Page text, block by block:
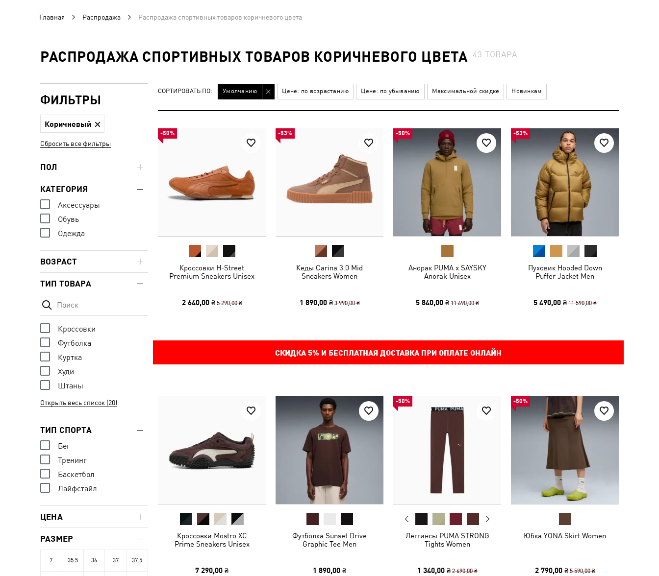
Главная Распродажа Распродажа спортивных товаров коричневого цвета
РАСПРОДАЖА СПОРТИВНЫХ ТОВАРОВ КОРИЧНЕВОГО ЦВЕТА 43 ТОВАРА
СОРТИРОВАТЬ ПО: Умолчанию Цене: по возрастанию Цене: по убыванию Максимальной скидке Новинкам
-50%
Кроссовки H-Street
Premium Sneakers Unisex
2 640,00 ₴ 5 290,00 ₴
-53%
Кеды Carina 3.0 Mid
Sneakers Women
1 890,00 ₴ 3 990,00 ₴
-50%
Анорак PUMA x SAYSKY
Anorak Unisex
5 840,00 ₴ 11 690,00 ₴
-53%
Пуховик Hooded Down
Puffer Jacket Men
5 490,00 ₴ 11 590,00 ₴
СКИДКА 5% И БЕСПЛАТНАЯ ДОСТАВКА ПРИ ОПЛАТЕ ОНЛАЙН
Кроссовки Mostro XC
Prime Sneakers Unisex
7 290,00 ₴
Футболка Sunset Drive
Graphic Tee Men
1 890,00 ₴
-50%
Леггинсы PUMA STRONG
Tights Women
1 340,00 ₴ 2 690,00 ₴
-50%
Юбка YONA Skirt Women
2 790,00 ₴ 5 590,00 ₴
ФИЛЬТРЫ
Коричневый
Сбросить все фильтры
ПОЛ
КАТЕГОРИЯ
Аксессуары
Обувь
Одежда
ВОЗРАСТ
ТИП ТОВАРА
Кроссовки
Футболка
Куртка
Худи
Штаны
Открыть весь список (20)
ТИП СПОРТА
Бег
Тренинг
Баскетбол
Лайфстайл
ЦЕНА
РАЗМЕР
7 35.5 36 37 37.5